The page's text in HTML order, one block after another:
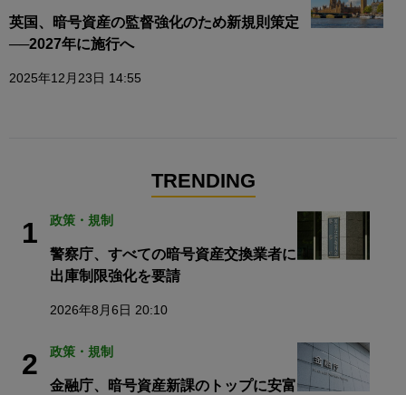
英国、暗号資産の監督強化のため新規則策定
──2027年に施行へ
2025年12月23日 14:55
TRENDING
1 政策・規制
警察庁、すべての暗号資産交換業者に
出庫制限強化を要請
2026年8月6日 20:10
2 政策・規制
金融庁、暗号資産新課のトップに安富